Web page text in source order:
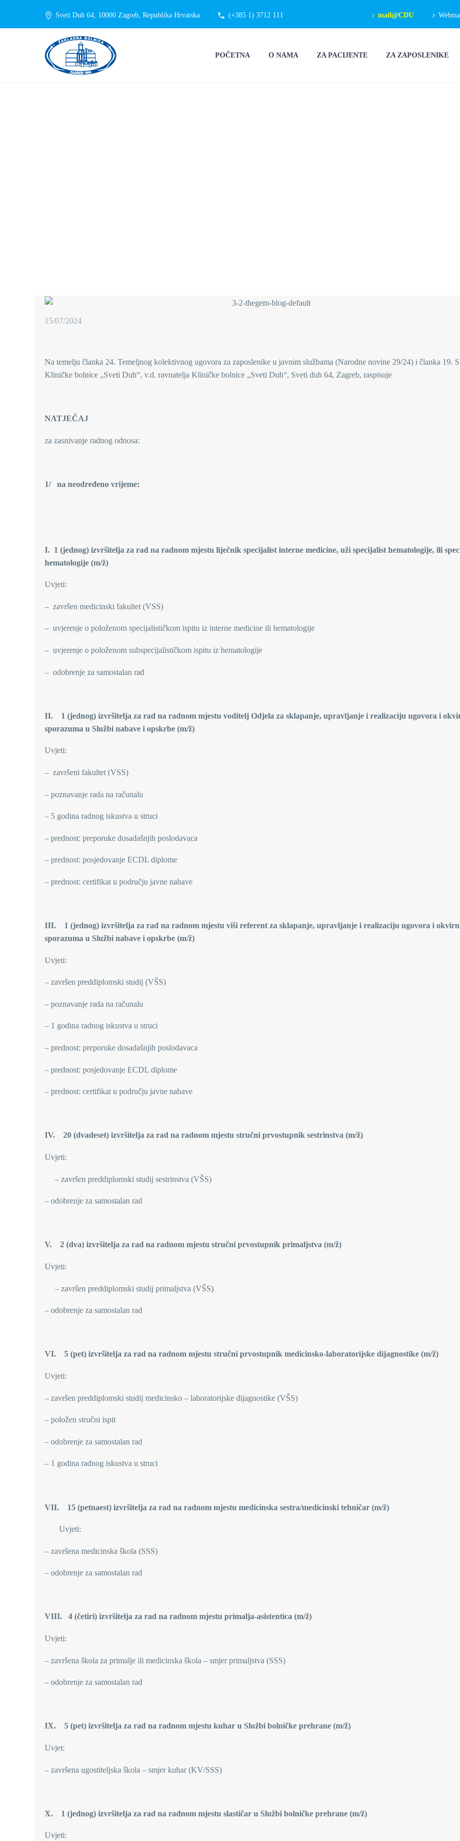
Sveti Duh 64, 10000 Zagreb, Republika Hrvatska (+385 1) 3712 111 mail@CDU
POČETNA O NAMA ZA PACIJENTE ZA ZAPOSLENIKE
15/07/2024
Na temelju članka 24. Temeljnog kolektivnog ugovora za zaposlenike u javnim službama (Narodne novine 29/24) i članka 19.
Kliničke bolnice „Sveti Duh“, v.d. ravnatelja Kliničke bolnice „Sveti Duh“, Sveti duh 64, Zagreb, raspisuje
NATJEČAJ
za zasnivanje radnog odnosa:
1/ na neodređeno vrijeme:
I. 1 (jednog) izvršitelja za rad na radnom mjestu liječnik specijalist interne medicine, uži specijalist hematologije, ili
hematologije (m/ž)
Uvjeti:
– završen medicinski fakultet (VSS)
– uvjerenje o položenom specijalističkom ispitu iz interne medicine ili hematologije
– uvjerenje o položenom subspecijalističkom ispitu iz hematologije
– odobrenje za samostalan rad
II. 1 (jednog) izvršitelja za rad na radnom mjestu voditelj Odjela za sklapanje, upravljanje i realizaciju ugovora i
sporazuma u Službi nabave i opskrbe (m/ž)
Uvjeti:
– završeni fakultet (VSS)
– poznavanje rada na računalu
– 5 godina radnog iskustva u struci
– prednost: preporuke dosadašnjih poslodavaca
– prednost: posjedovanje ECDL diplome
– prednost: certifikat u području javne nabave
III. 1 (jednog) izvršitelja za rad na radnom mjestu viši referent za sklapanje, upravljanje i realizaciju ugovora i
sporazuma u Službi nabave i opskrbe (m/ž)
Uvjeti:
– završen preddiplomski studij (VŠS)
– poznavanje rada na računalu
– 1 godina radnog iskustva u struci
– prednost: preporuke dosadašnjih poslodavaca
– prednost: posjedovanje ECDL diplome
– prednost: certifikat u području javne nabave
IV. 20 (dvadeset) izvršitelja za rad na radnom mjestu stručni prvostupnik sestrinstva (m/ž)
Uvjeti:
– završen preddiplomski studij sestrinstva (VŠS)
– odobrenje za samostalan rad
V. 2 (dva) izvršitelja za rad na radnom mjestu stručni prvostupnik primaljstva (m/ž)
Uvjeti:
– završen preddiplomski studij primaljstva (VŠS)
– odobrenje za samostalan rad
VI. 5 (pet) izvršitelja za rad na radnom mjestu stručni prvostupnik medicinsko-laboratorijske dijagnostike (m/ž)
Uvjeti:
– završen preddiplomski studij medicinsko – laboratorijske dijagnostike (VŠS)
– položen stručni ispit
– odobrenje za samostalan rad
– 1 godina radnog iskustva u struci
VII. 15 (petnaest) izvršitelja za rad na radnom mjestu medicinska sestra/medicinski tehničar (m/ž)
Uvjeti:
– završena medicinska škola (SSS)
– odobrenje za samostalan rad
VIII. 4 (četiri) izvršitelja za rad na radnom mjestu primalja-asistentica (m/ž)
Uvjeti:
– završena škola za primalje ili medicinska škola – smjer primaljstva (SSS)
– odobrenje za samostalan rad
IX. 5 (pet) izvršitelja za rad na radnom mjestu kuhar u Službi bolničke prehrane (m/ž)
Uvjet:
– završena ugostiteljska škola – smjer kuhar (KV/SSS)
X. 1 (jednog) izvršitelja za rad na radnom mjestu slastičar u Službi bolničke prehrane (m/ž)
Uvjeti: